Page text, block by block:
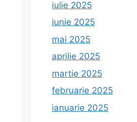
iulie 2025
iunie 2025
mai 2025
aprilie 2025
martie 2025
februarie 2025
ianuarie 2025